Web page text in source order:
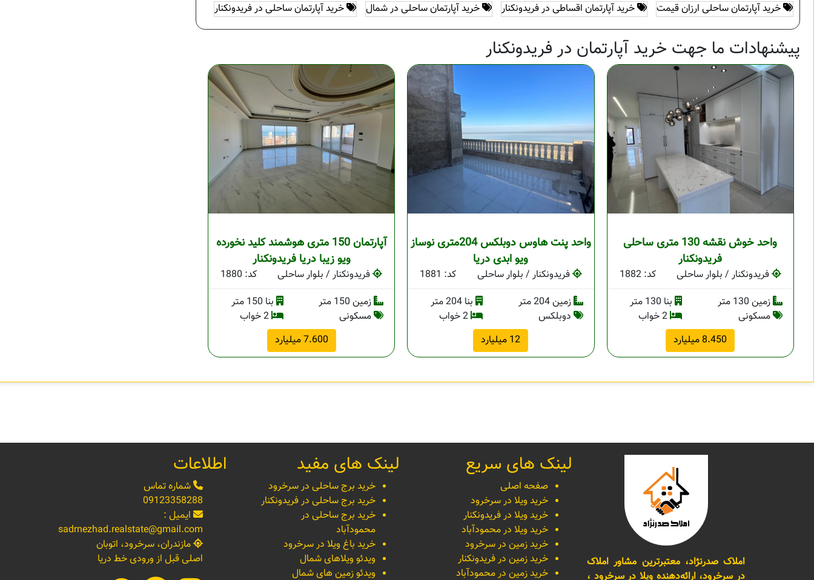
خرید آپارتمان ساحلی ارزان قیمت خرید آپارتمان اقساطی در فریدونکنار خرید آپارتمان ساحلی در شمال خرید آپارتمان ساحلی در فریدونکنار
پیشنهادات ما جهت خرید آپارتمان در فریدونکنار
واحد خوش نقشه 130 متری ساحلی
فریدونکنار
فریدونکنار / بلوار ساحلی
کد: 1882
زمین 130 متر
بنا 130 متر
مسکونی
2 خواب
8.450 میلیارد
واحد پنت هاوس دوبلکس 204متری نوساز
ویو ابدی دریا
فریدونکنار / بلوار ساحلی
کد: 1881
زمین 204 متر
بنا 204 متر
دوبلکس
2 خواب
12 میلیارد
آپارتمان 150 متری هوشمند کلید نخورده
ویو زیبا دریا فریدونکنار
فریدونکنار / بلوار ساحلی
کد: 1880
زمین 150 متر
بنا 150 متر
مسکونی
2 خواب
7.600 میلیارد
املاک صدرنژاد، معتبرترین مشاور املاک
در سرخرود، ارائه‌دهنده ویلا در سرخرود ،
لینک های سریع
صفحه اصلی
خرید ویلا در سرخرود
خرید ویلا در فریدونکنار
خرید ویلا در محمودآباد
خرید زمین در سرخرود
خرید زمین در فریدونکنار
خرید زمین در محمودآباد
لینک های مفید
خرید برج ساحلی در سرخرود
خرید برج ساحلی در فریدونکنار
خرید برج ساحلی در
محمودآباد
خرید باغ ویلا در سرخرود
ویدئو ویلاهای شمال
ویدئو زمین های شمال
اطلاعات
شماره تماس
09123358288
ایمیل :
sadrnezhad.realstate@gmail.com
مازندران، سرخرود، اتوبان
اصلی قبل از ورودی خط دریا